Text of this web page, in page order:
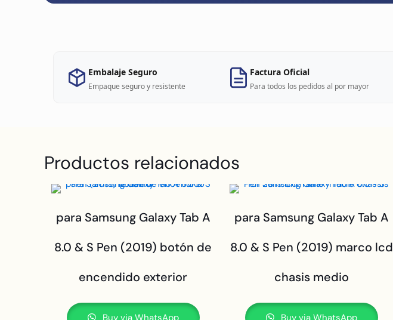
Embalaje Seguro
Empaque seguro y resistente
Factura Oficial
Para todos los pedidos al por mayor
Productos relacionados
para Samsung Galaxy Tab A
8.0 & S Pen (2019) botón de
encendido exterior
Buy via WhatsApp
para Samsung Galaxy Tab A
8.0 & S Pen (2019) marco lcd
chasis medio
Buy via WhatsApp